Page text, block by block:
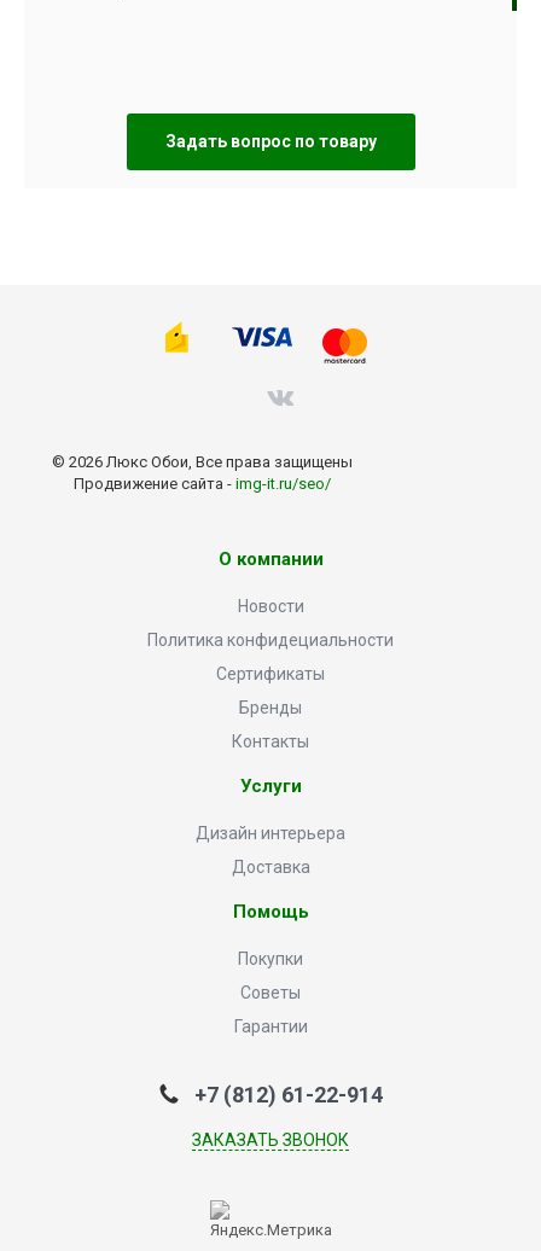
Задать вопрос по товару
© 2026 Люкс Обои, Все права защищены
Продвижение сайта - img-it.ru/seo/
О компании
Новости
Политика конфидециальности
Сертификаты
Бренды
Контакты
Услуги
Дизайн интерьера
Доставка
Помощь
Покупки
Советы
Гарантии
+7 (812) 61-22-914
ЗАКАЗАТЬ ЗВОНОК